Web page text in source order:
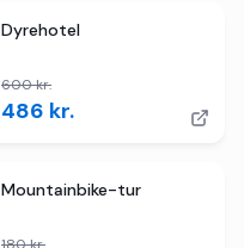
4butikker
Dyrehotel
600kr.
486 kr.
Mountainbike-tur